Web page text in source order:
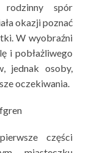
spór
okazji poznać
W wyobraźni
i pobłażliwego
jednak osoby,
oczekiwania.
części